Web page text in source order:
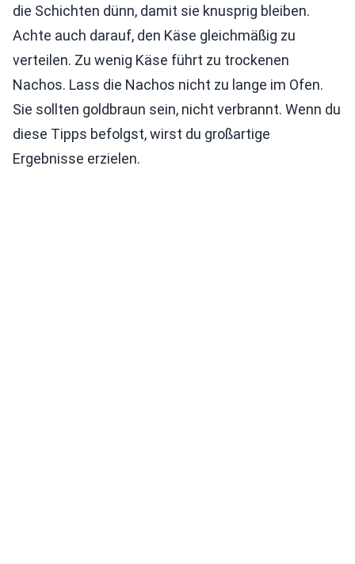
die Schichten dünn, damit sie knusprig bleiben.
Achte auch darauf, den Käse gleichmäßig zu
verteilen. Zu wenig Käse führt zu trockenen
Nachos. Lass die Nachos nicht zu lange im Ofen.
Sie sollten goldbraun sein, nicht verbrannt. Wenn du
diese Tipps befolgst, wirst du großartige
Ergebnisse erzielen.